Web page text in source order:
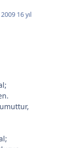
2009 16 yıl